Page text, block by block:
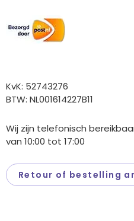
KvK: 52743276
BTW: NL001614227B11
Wij zijn telefonisch
van 10:00 tot 17:00
Retour of bestelling